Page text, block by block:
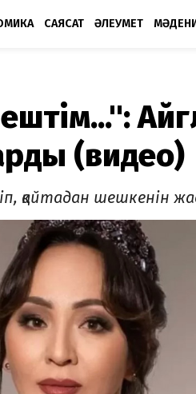
САЯСАТ ӘЛЕУМЕТ
(видео)
қайтадан шешкенін